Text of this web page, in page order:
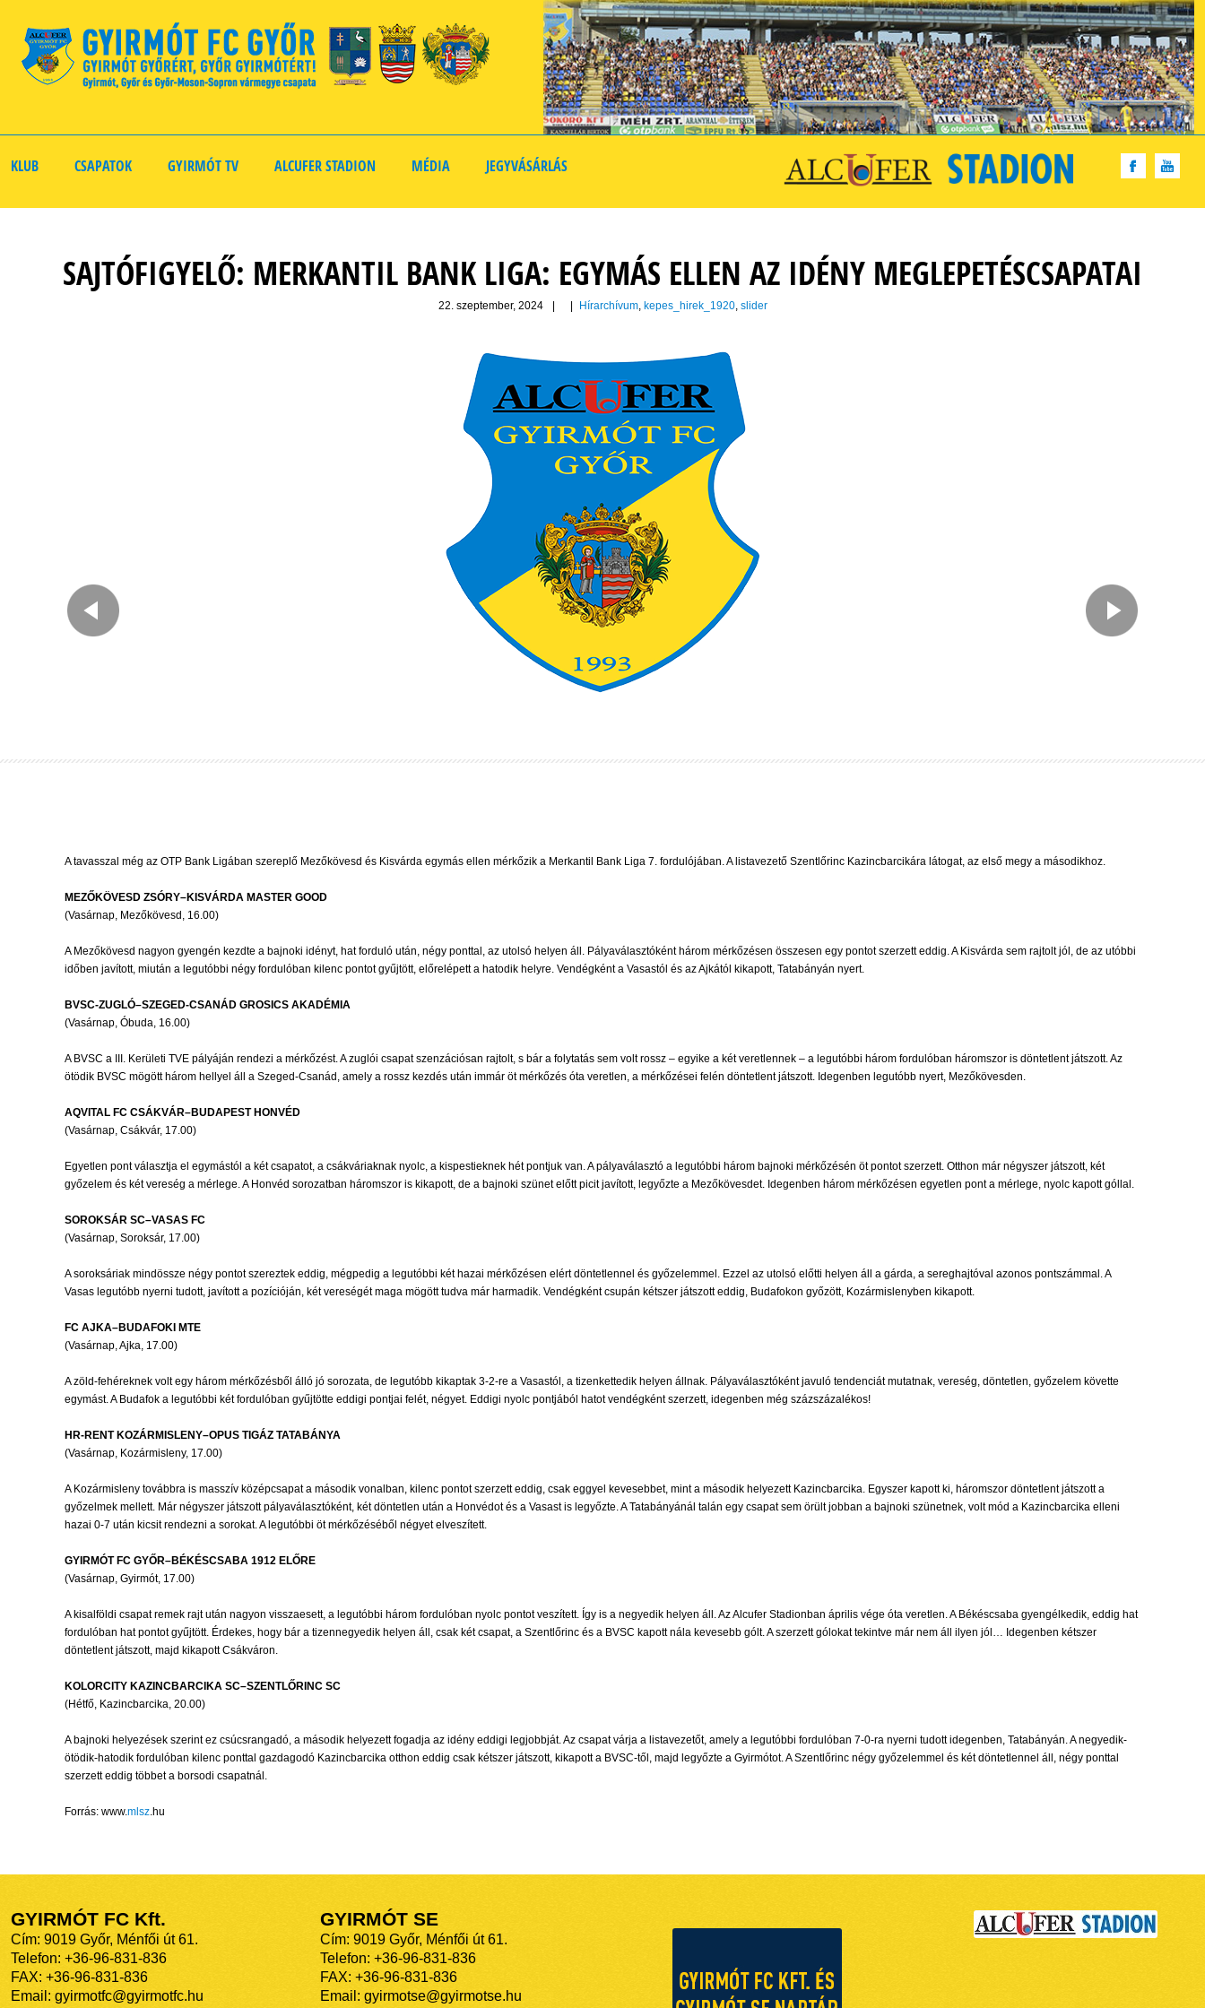
KLUB CSAPATOK GYIRMÓT TV ALCUFER STADION MÉDIA JEGYVÁSÁRLÁS
SAJTÓFIGYELŐ: MERKANTIL BANK LIGA: EGYMÁS ELLEN AZ IDÉNY MEGLEPETÉSCSAPATAI
22. szeptember, 2024 Hírarchívum, kepes_hirek_1920, slider
A tavasszal még az OTP Bank Ligában szereplő Mezőkövesd és Kisvárda egymás ellen mérkőzik a Merkantil Bank Liga 7. fordulójában. A listavezető Szentlőrinc Kazincbarcikára látogat, az első megy a másodikhoz.
MEZŐKÖVESD ZSÓRY–KISVÁRDA MASTER GOOD
(Vasárnap, Mezőkövesd, 16.00)
A Mezőkövesd nagyon gyengén kezdte a bajnoki idényt, hat forduló után, négy ponttal, az utolsó helyen áll. Pályaválasztóként három mérkőzésen összesen egy pontot szerzett eddig. A Kisvárda sem rajtolt jól, de az utóbbi
időben javított, miután a legutóbbi négy fordulóban kilenc pontot gyűjtött, előrelépett a hatodik helyre. Vendégként a Vasastól és az Ajkától kikapott, Tatabányán nyert.
BVSC-ZUGLÓ–SZEGED-CSANÁD GROSICS AKADÉMIA
(Vasárnap, Óbuda, 16.00)
A BVSC a III. Kerületi TVE pályáján rendezi a mérkőzést. A zuglói csapat szenzációsan rajtolt, s bár a folytatás sem volt rossz – egyike a két veretlennek – a legutóbbi három fordulóban háromszor is döntetlent játszott. Az
ötödik BVSC mögött három hellyel áll a Szeged-Csanád, amely a rossz kezdés után immár öt mérkőzés óta veretlen, a mérkőzései felén döntetlent játszott. Idegenben legutóbb nyert, Mezőkövesden.
AQVITAL FC CSÁKVÁR–BUDAPEST HONVÉD
(Vasárnap, Csákvár, 17.00)
Egyetlen pont választja el egymástól a két csapatot, a csákváriaknak nyolc, a kispestieknek hét pontjuk van. A pályaválasztó a legutóbbi három bajnoki mérkőzésén öt pontot szerzett. Otthon már négyszer játszott, két
győzelem és két vereség a mérlege. A Honvéd sorozatban háromszor is kikapott, de a bajnoki szünet előtt picit javított, legyőzte a Mezőkövesdet. Idegenben három mérkőzésen egyetlen pont a mérlege, nyolc kapott góllal.
SOROKSÁR SC–VASAS FC
(Vasárnap, Soroksár, 17.00)
A soroksáriak mindössze négy pontot szereztek eddig, mégpedig a legutóbbi két hazai mérkőzésen elért döntetlennel és győzelemmel. Ezzel az utolsó előtti helyen áll a gárda, a sereghajtóval azonos pontszámmal. A
Vasas legutóbb nyerni tudott, javított a pozícióján, két vereségét maga mögött tudva már harmadik. Vendégként csupán kétszer játszott eddig, Budafokon győzött, Kozármislenyben kikapott.
FC AJKA–BUDAFOKI MTE
(Vasárnap, Ajka, 17.00)
A zöld-fehéreknek volt egy három mérkőzésből álló jó sorozata, de legutóbb kikaptak 3-2-re a Vasastól, a tizenkettedik helyen állnak. Pályaválasztóként javuló tendenciát mutatnak, vereség, döntetlen, győzelem követte
egymást. A Budafok a legutóbbi két fordulóban gyűjtötte eddigi pontjai felét, négyet. Eddigi nyolc pontjából hatot vendégként szerzett, idegenben még százszázalékos!
HR-RENT KOZÁRMISLENY–OPUS TIGÁZ TATABÁNYA
(Vasárnap, Kozármisleny, 17.00)
A Kozármisleny továbbra is masszív középcsapat a második vonalban, kilenc pontot szerzett eddig, csak eggyel kevesebbet, mint a második helyezett Kazincbarcika. Egyszer kapott ki, háromszor döntetlent játszott a
győzelmek mellett. Már négyszer játszott pályaválasztóként, két döntetlen után a Honvédot és a Vasast is legyőzte. A Tatabányánál talán egy csapat sem örült jobban a bajnoki szünetnek, volt mód a Kazincbarcika elleni
hazai 0-7 után kicsit rendezni a sorokat. A legutóbbi öt mérkőzéséből négyet elveszített.
GYIRMÓT FC GYŐR–BÉKÉSCSABA 1912 ELŐRE
(Vasárnap, Gyirmót, 17.00)
A kisalföldi csapat remek rajt után nagyon visszaesett, a legutóbbi három fordulóban nyolc pontot veszített. Így is a negyedik helyen áll. Az Alcufer Stadionban április vége óta veretlen. A Békéscsaba gyengélkedik, eddig hat
fordulóban hat pontot gyűjtött. Érdekes, hogy bár a tizennegyedik helyen áll, csak két csapat, a Szentlőrinc és a BVSC kapott nála kevesebb gólt. A szerzett gólokat tekintve már nem áll ilyen jól… Idegenben kétszer
döntetlent játszott, majd kikapott Csákváron.
KOLORCITY KAZINCBARCIKA SC–SZENTLŐRINC SC
(Hétfő, Kazincbarcika, 20.00)
A bajnoki helyezések szerint ez csúcsrangadó, a második helyezett fogadja az idény eddigi legjobbját. Az csapat várja a listavezetőt, amely a legutóbbi fordulóban 7-0-ra nyerni tudott idegenben, Tatabányán. A negyedik-
ötödik-hatodik fordulóban kilenc ponttal gazdagodó Kazincbarcika otthon eddig csak kétszer játszott, kikapott a BVSC-től, majd legyőzte a Gyirmótot. A Szentlőrinc négy győzelemmel és két döntetlennel áll, négy ponttal
szerzett eddig többet a borsodi csapatnál.
Forrás: www.mlsz.hu
GYIRMÓT FC Kft.
Cím: 9019 Győr, Ménfői út 61.
Telefon: +36-96-831-836
FAX: +36-96-831-836
Email: gyirmotfc@gyirmotfc.hu
GYIRMÓT SE
Cím: 9019 Győr, Ménfői út 61.
Telefon: +36-96-831-836
FAX: +36-96-831-836
Email: gyirmotse@gyirmotse.hu